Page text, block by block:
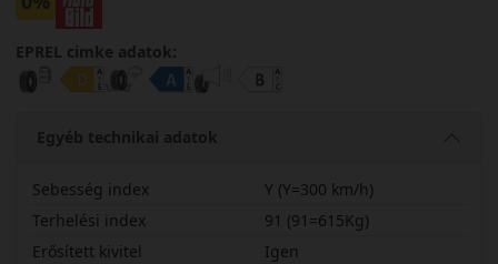
EPREL cimke adatok:
Egyéb technikai adatok
Sebesség index
Y (Y=300 km/h)
Terhelési index
91 (91=615Kg)
Erősített kivitel
Igen